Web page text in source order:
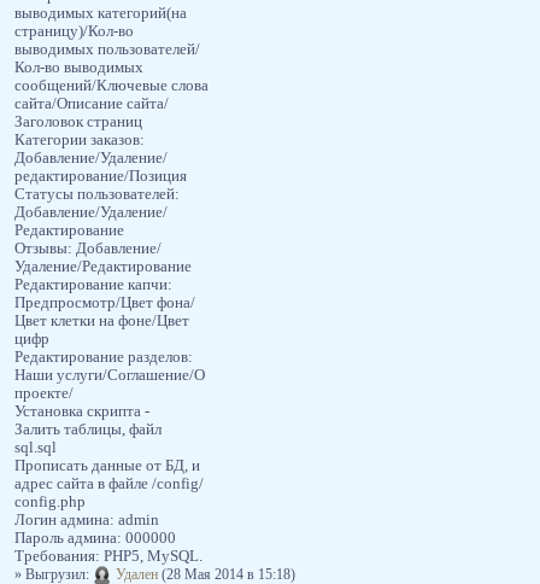
выводимых категорий(на
страницу)/Кол-во
выводимых пользователей/
Кол-во выводимых
сообщений/Ключевые слова
сайта/Описание сайта/
Заголовок страниц
Категории заказов:
Добавление/Удаление/
редактирование/Позиция
Статусы пользователей:
Добавление/Удаление/
Редактирование
Отзывы: Добавление/
Удаление/Редактирование
Редактирование капчи:
Предпросмотр/Цвет фона/
Цвет клетки на фоне/Цвет
цифр
Редактирование разделов:
Наши услуги/Соглашение/О
проекте/
Установка скрипта -
Залить таблицы, файл
sql.sql
Прописать данные от БД, и
адрес сайта в файле /config/
config.php
Логин админа: admin
Пароль админа: 000000
Требования: PHP5, MySQL.
» Выгрузил:
Удален (28 Мая 2014 в 15:18)